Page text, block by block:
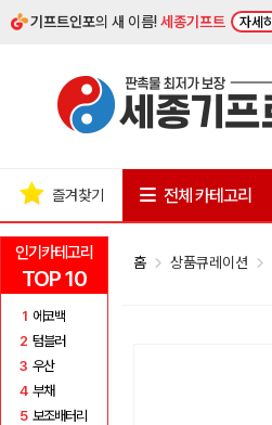
기프트인포의 새 이름!세종기프트 자세히
인기카테고리
TOP 10
1 에코백
2 텀블러
3 우산
4 부채
5 보조배터리
즐겨찾기 전체 카테고리
홈 상품큐레이션